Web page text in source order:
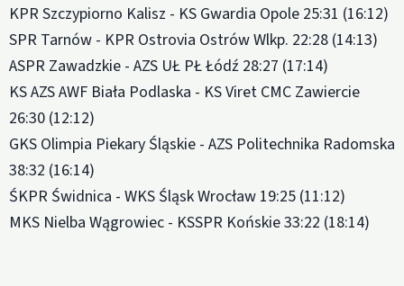
KPR Szczypiorno Kalisz - KS Gwardia Opole 25:31 (16:12)
SPR Tarnów - KPR Ostrovia Ostrów Wlkp. 22:28 (14:13)
ASPR Zawadzkie - AZS UŁ PŁ Łódź 28:27 (17:14)
KS AZS AWF Biała Podlaska - KS Viret CMC Zawiercie
26:30 (12:12)
GKS Olimpia Piekary Śląskie - AZS Politechnika Radomska
38:32 (16:14)
ŚKPR Świdnica - WKS Śląsk Wrocław 19:25 (11:12)
MKS Nielba Wągrowiec - KSSPR Końskie 33:22 (18:14)